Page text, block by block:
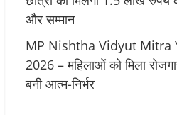
और सम्मान
MP Nishtha Vidyut Mitra
2026 – महिलाओं को मिला
बनी आत्म-निर्भर